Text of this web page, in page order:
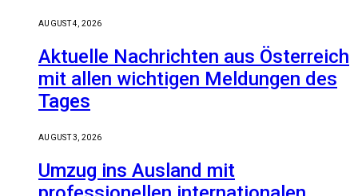
AUGUST 4, 2026
Aktuelle Nachrichten aus Österreich
mit allen wichtigen Meldungen des
Tages
AUGUST 3, 2026
Umzug ins Ausland mit